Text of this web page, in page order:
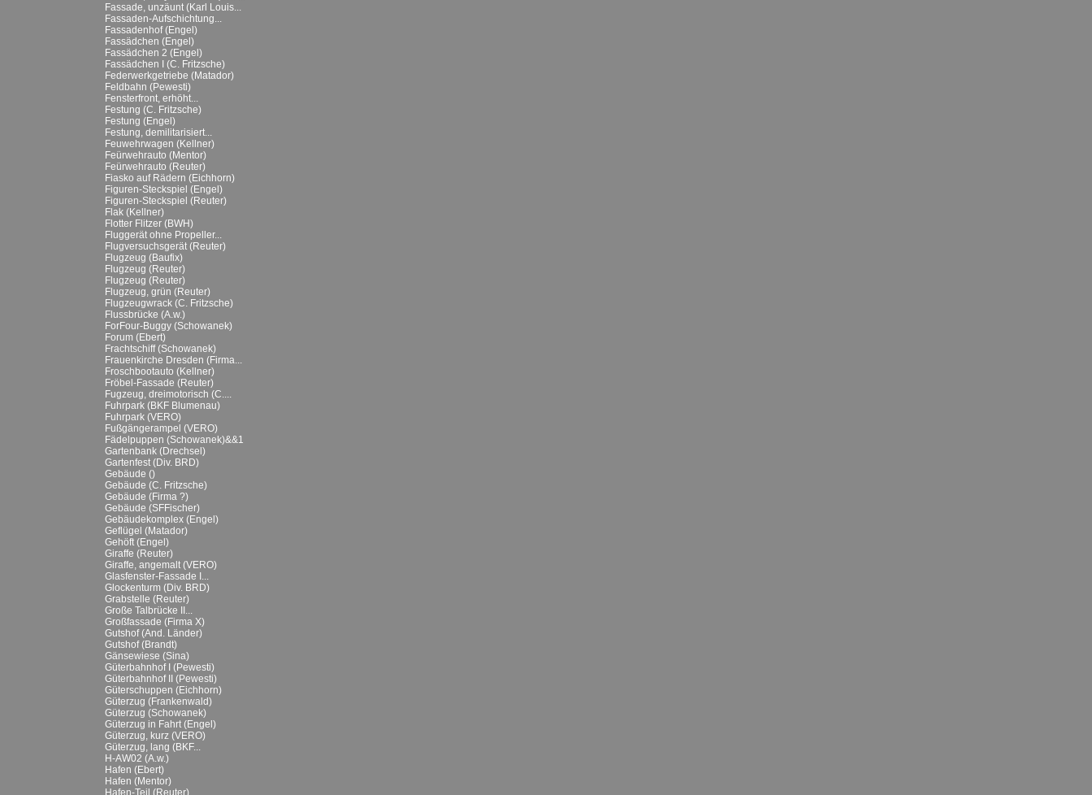
Fassade, unzäunt (Karl Louis...
Fassaden-Aufschichtung...
Fassadenhof (Engel)
Fassädchen (Engel)
Fassädchen 2 (Engel)
Fassädchen I (C. Fritzsche)
Federwerkgetriebe (Matador)
Feldbahn (Pewesti)
Fensterfront, erhöht...
Festung (C. Fritzsche)
Festung (Engel)
Festung, demilitarisiert...
Feuwehrwagen (Kellner)
Feürwehrauto (Mentor)
Feürwehrauto (Reuter)
Fiasko auf Rädern (Eichhorn)
Figuren-Steckspiel (Engel)
Figuren-Steckspiel (Reuter)
Flak (Kellner)
Flotter Flitzer (BWH)
Fluggerät ohne Propeller...
Flugversuchsgerät (Reuter)
Flugzeug (Baufix)
Flugzeug (Reuter)
Flugzeug (Reuter)
Flugzeug, grün (Reuter)
Flugzeugwrack (C. Fritzsche)
Flussbrücke (A.w.)
ForFour-Buggy (Schowanek)
Forum (Ebert)
Frachtschiff (Schowanek)
Frauenkirche Dresden (Firma...
Froschbootauto (Kellner)
Fröbel-Fassade (Reuter)
Fugzeug, dreimotorisch (C....
Fuhrpark (BKF Blumenau)
Fuhrpark (VERO)
Fußgängerampel (VERO)
Fädelpuppen (Schowanek)&&1
Gartenbank (Drechsel)
Gartenfest (Div. BRD)
Gebäude ()
Gebäude (C. Fritzsche)
Gebäude (Firma ?)
Gebäude (SFFischer)
Gebäudekomplex (Engel)
Geflügel (Matador)
Gehöft (Engel)
Giraffe (Reuter)
Giraffe, angemalt (VERO)
Glasfenster-Fassade I...
Glockenturm (Div. BRD)
Grabstelle (Reuter)
Große Talbrücke II...
Großfassade (Firma X)
Gutshof (And. Länder)
Gutshof (Brandt)
Gänsewiese (Sina)
Güterbahnhof I (Pewesti)
Güterbahnhof II (Pewesti)
Güterschuppen (Eichhorn)
Güterzug (Frankenwald)
Güterzug (Schowanek)
Güterzug in Fahrt (Engel)
Güterzug, kurz (VERO)
Güterzug, lang (BKF...
H-AW02 (A.w.)
Hafen (Ebert)
Hafen (Mentor)
Hafen-Teil (Reuter)